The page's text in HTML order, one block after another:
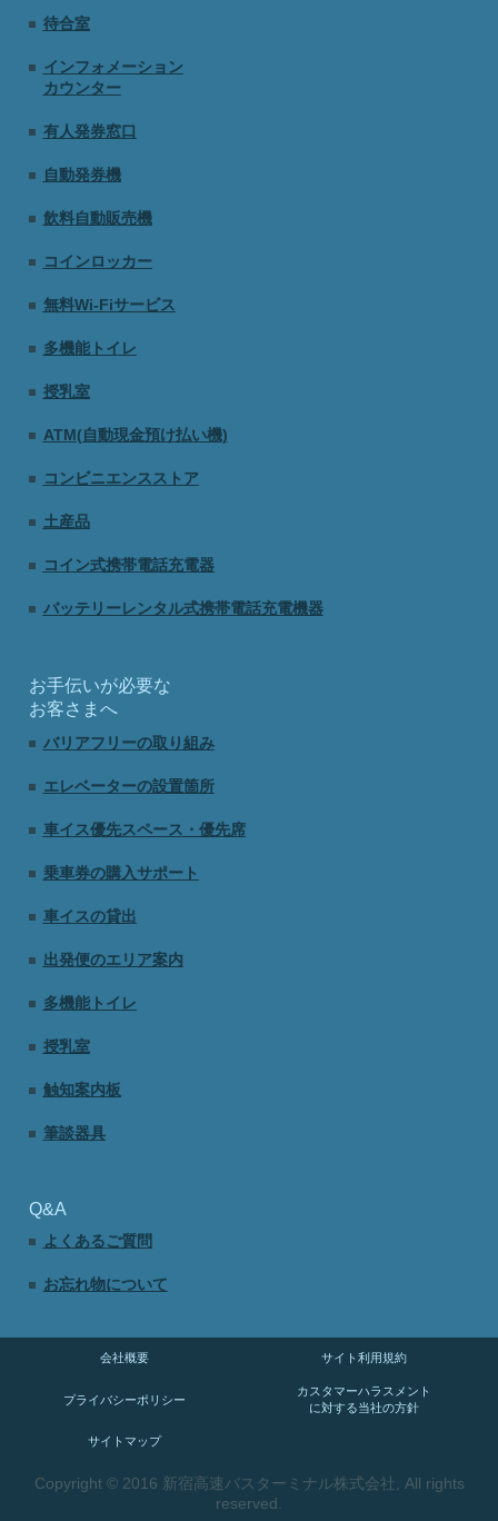
待合室
インフォメーション
カウンター
有人発券窓口
自動発券機
飲料自動販売機
コインロッカー
無料Wi-Fiサービス
多機能トイレ
授乳室
ATM(自動現金預け払い機)
コンビニエンスストア
土産品
コイン式携帯電話充電器
バッテリーレンタル式携帯電話充電機器
お手伝いが必要な
お客さまへ
バリアフリーの取り組み
エレベーターの設置箇所
車イス優先スペース・優先席
乗車券の購入サポート
車イスの貸出
出発便のエリア案内
多機能トイレ
授乳室
触知案内板
筆談器具
Q&A
よくあるご質問
お忘れ物について
会社概要 サイト利用規約
プライバシーポリシー
カスタマーハラスメント
に対する当社の方針
サイトマップ
Copyright © 2016 新宿高速バスターミナル株式会社, All rights
reserved.